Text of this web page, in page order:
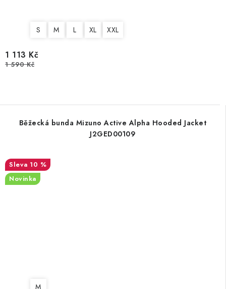
S M L XL XXL
1 113 Kč
1 590 Kč
Běžecká bunda Mizuno Active Alpha Hooded Jacket
J2GED00109
10 %
Novinka
M